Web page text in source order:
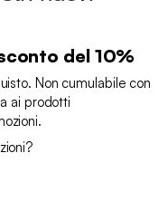
del 10%
Non cumulabile con
ai prodotti